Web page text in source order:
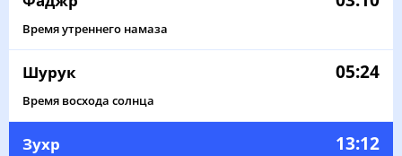
Время утреннего намаза
Шурук 05:24
Время восхода солнца
Зухр 13:12